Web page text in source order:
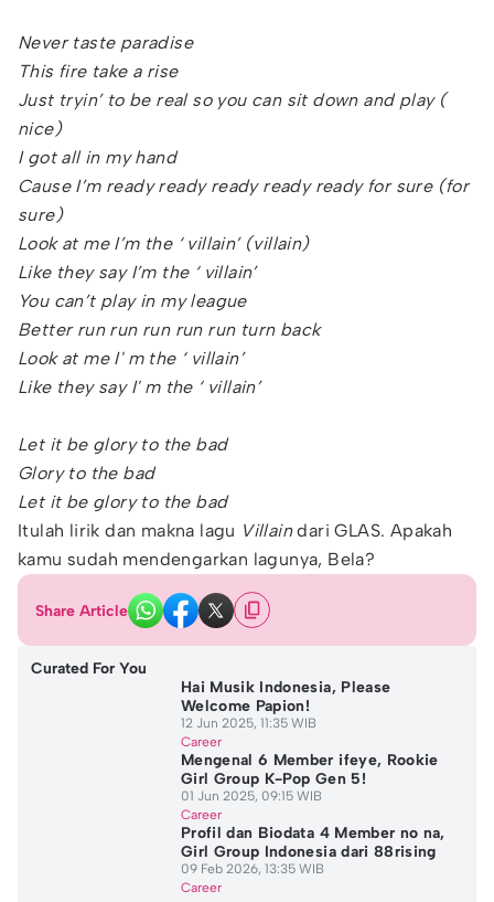
Never taste paradise
This fire take a rise
Just tryin’ to be real so you can sit down and play (
nice)
I got all in my hand
Cause I’m ready ready ready ready ready for sure (for
sure)
Look at me I’m the ‘ villain’ (villain)
Like they say I’m the ‘ villain’
You can’t play in my league
Better run run run run run turn back
Look at me I' m the ‘ villain’
Like they say I' m the ‘ villain’
Let it be glory to the bad
Glory to the bad
Let it be glory to the bad
Itulah lirik dan makna lagu Villaindari GLAS. Apakah
kamu sudah mendengarkan lagunya, Bela?
Share Article
Curated For You
Hai Musik Indonesia, Please
Welcome Papion!
12 Jun 2025, 11:35 WIB
Career
Mengenal 6 Member ifeye, Rookie
Girl Group K-Pop Gen 5!
01 Jun 2025, 09:15 WIB
Career
Profil dan Biodata 4 Member no na,
Girl Group Indonesia dari 88rising
09 Feb 2026, 13:35 WIB
Career